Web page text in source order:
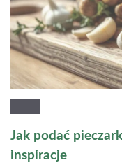
Jak podać
inspiracje